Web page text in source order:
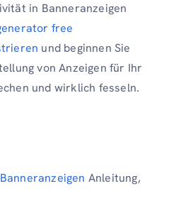
in Banneranzeigen
free
und beginnen Sie
von Anzeigen für Ihr
und wirklich fesseln.
Anleitung,